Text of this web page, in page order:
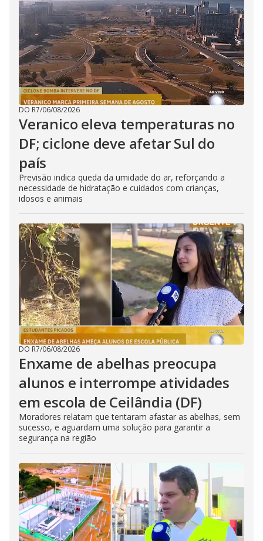
DO R7/06/08/2026
Veranico eleva temperaturas no
DF; ciclone deve afetar Sul do
país
Previsão indica queda da umidade do ar, reforçando a
necessidade de hidratação e cuidados com crianças,
idosos e animais
DO R7/06/08/2026
Enxame de abelhas preocupa
alunos e interrompe atividades
em escola de Ceilândia (DF)
Moradores relatam que tentaram afastar as abelhas, sem
sucesso, e aguardam uma solução para garantir a
segurança na região